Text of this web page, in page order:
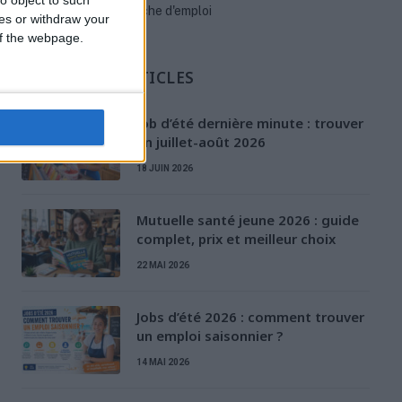
or withdraw your
webpage.
Stratégies de recherche d'emploi
D'AUTRES ARTICLES
Job d’été dernière minute : trouver
en juillet-août 2026
18 JUIN 2026
Mutuelle santé jeune 2026 : guide
complet, prix et meilleur choix
22 MAI 2026
Jobs d’été 2026 : comment trouver
un emploi saisonnier ?
14 MAI 2026